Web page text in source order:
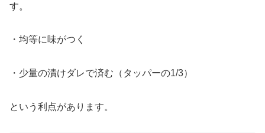
す。
・均等に味がつく
・少量の漬けダレで済む（タッパーの1/3）
という利点があります。